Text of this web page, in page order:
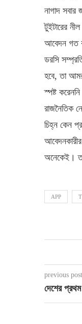
নাগাদ সবার
টুইটারের
আবেদন গত
ডরসি
হবে, তা
স্পষ্ট
রাজনৈতিক
চিহ্ন কেন
অনেকেই।
APP
previous post
দেশের প্রথম